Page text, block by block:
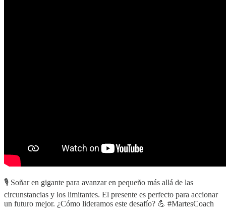
🎙️ Soñar en gigante para avanzar en pequeño más allá de las
circunstancias y los limitantes. El presente es perfecto para accionar
un futuro mejor. ¿Cómo lideramos este desafío? 💪 #MartesCoach